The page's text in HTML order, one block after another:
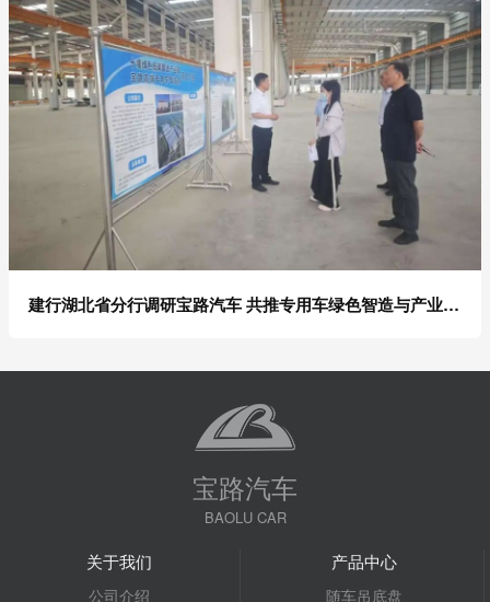
建行湖北省分行调研宝路汽车 共推专用车绿色智造与产业升级
宝路汽车
BAOLU CAR
关于我们
公司介绍
产品中心
随车吊底盘